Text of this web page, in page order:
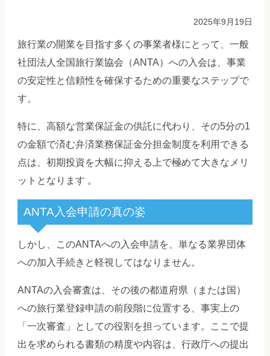
2025年9月19日
旅行業の開業を目指す多くの事業者様にとって、一般
社団法人全国旅行業協会（ANTA）への入会は、事業
の安定性と信頼性を確保するための重要なステップで
す。
特に、高額な営業保証金の供託に代わり、その5分の1
の金額で済む弁済業務保証金分担金制度を利用できる
点は、初期投資を大幅に抑える上で極めて大きなメリ
ットとなります 。
ANTA入会申請の真の姿
しかし、このANTAへの入会申請を、単なる業界団体
への加入手続きと軽視してはなりません。
ANTAの入会審査は、その後の都道府県（または国）
への旅行業登録申請の前段階に位置する、事実上の
「一次審査」としての役割を担っています。ここで提
出を求められる書類の精度や内容は、行政庁への提出